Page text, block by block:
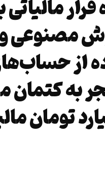
مالیاتی
مصنوعی و
از
به کتمان
میلیارد